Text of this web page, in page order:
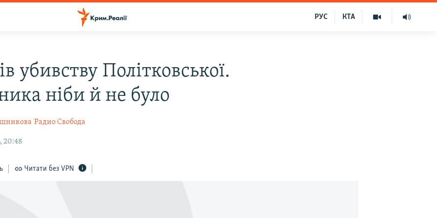
КТА
РУС
убивству Політковської.
ніби й не було
Радио Свобода
20:48
Читати без VPN